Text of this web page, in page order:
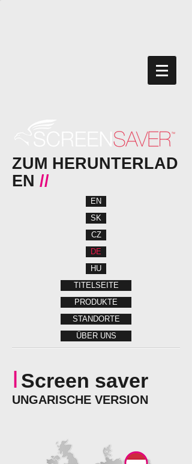
ZUM HERUNTERLAD
EN //
EN
SK
CZ
DE
HU
TITELSEITE
PRODUKTE
STANDORTE
ÜBER UNS
I Screen saver
UNGARISCHE VERSION